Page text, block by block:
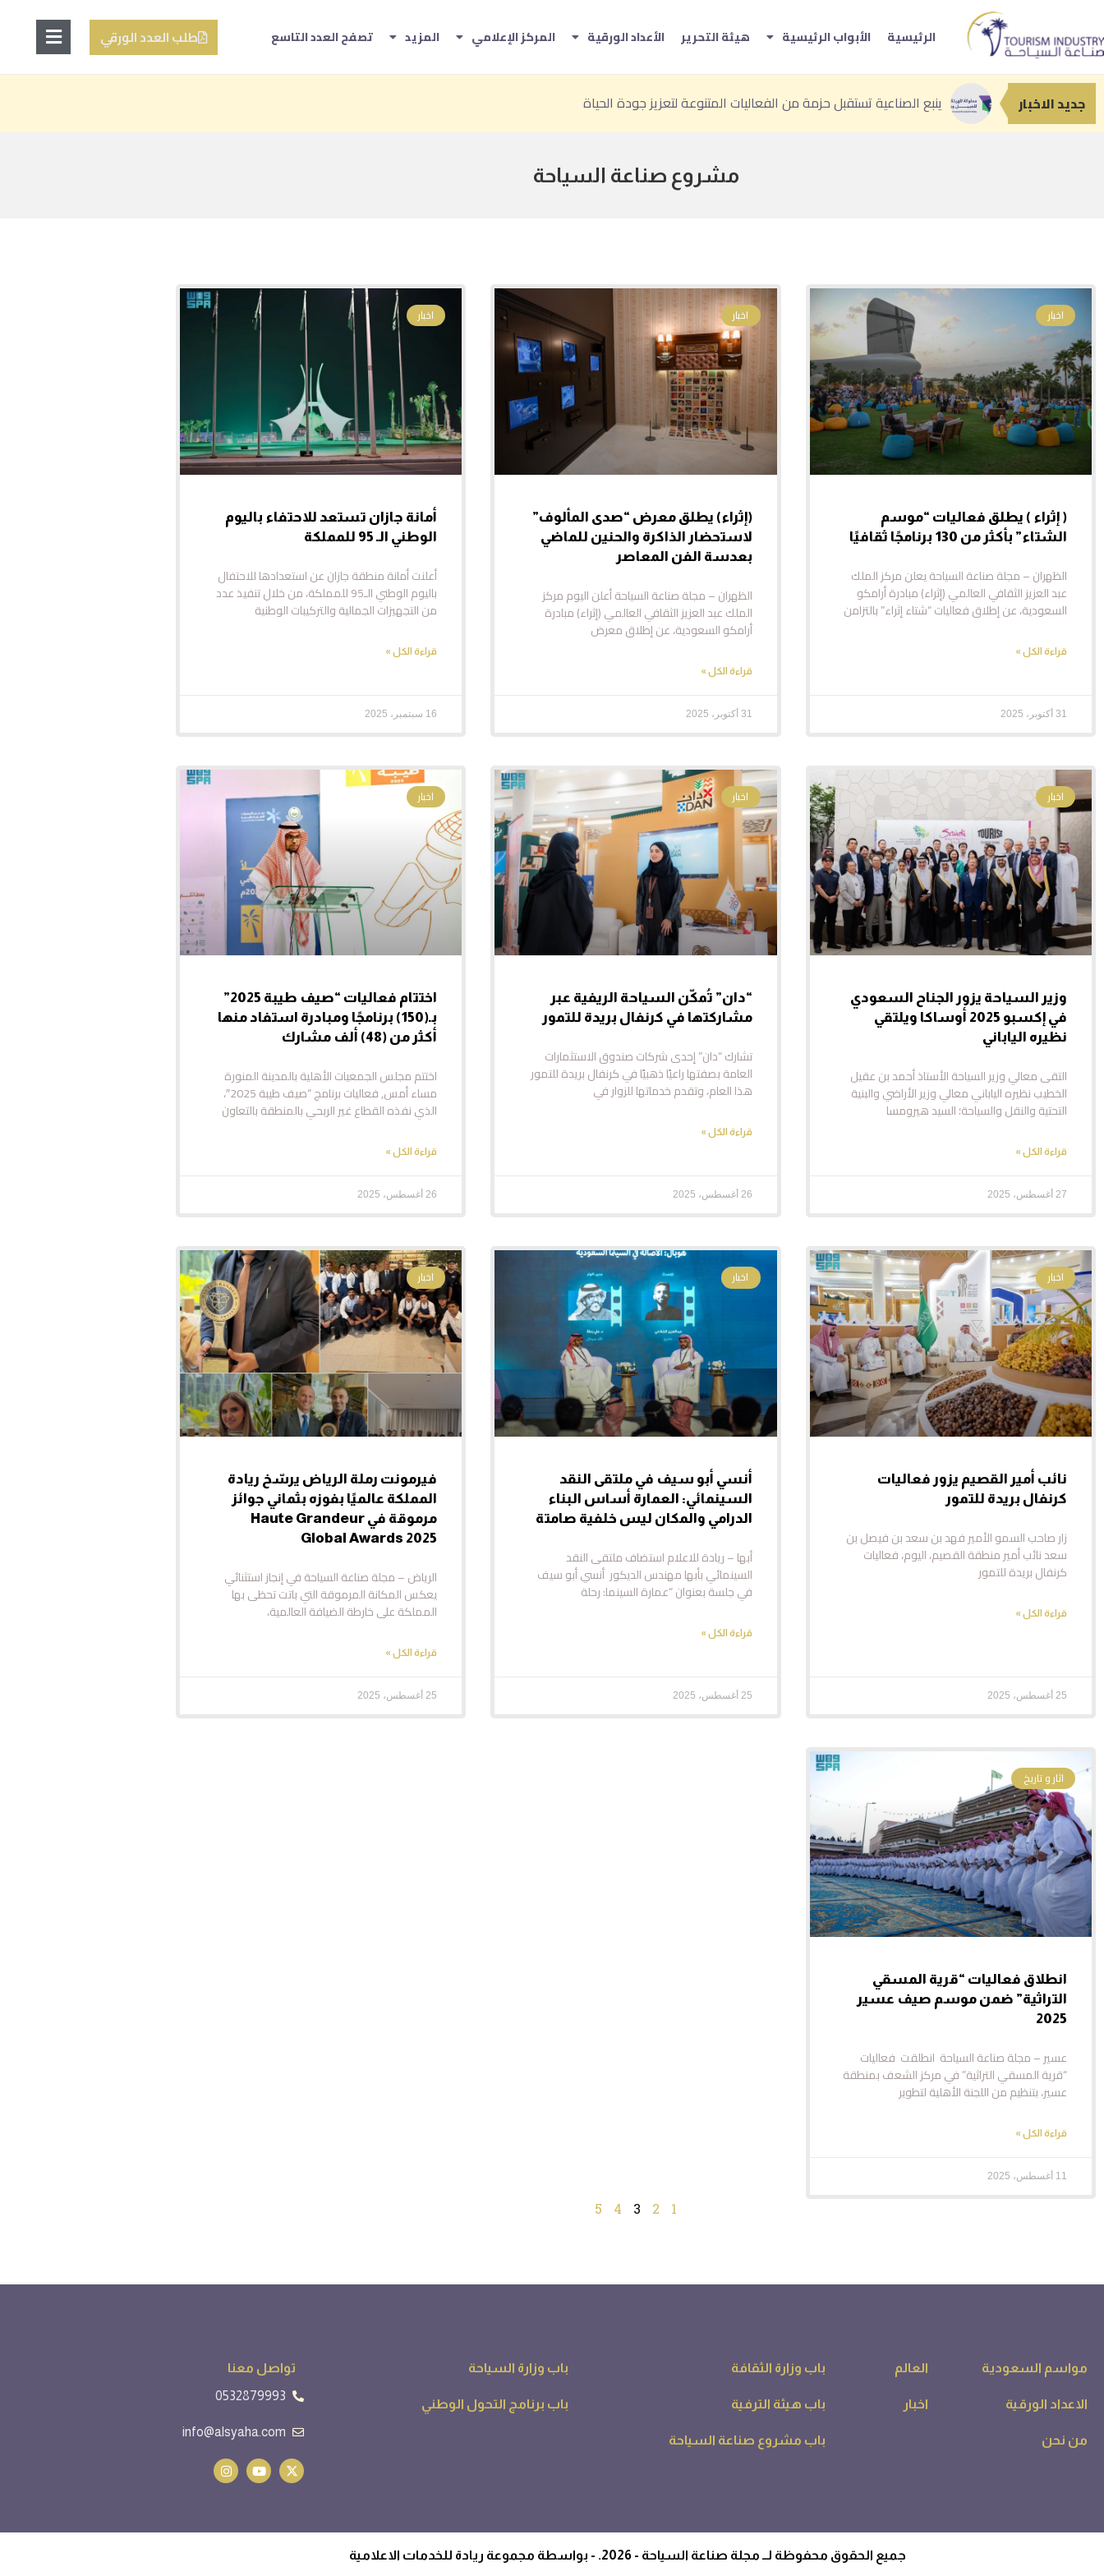
الرئيسية الأبواب الرئيسية هيئة التحرير الأعداد الورقية المركز الإعلامي المزيد تصفح العدد التاسع طلب العدد الورقي
جديد الاخبار «صيف صوير 2026»
أمير عسير: «منتجع الوادي» نموذج نوعي للاستثمار في المقومات الطبيعية والثقافية
«إثراء» يحتضن أعمال القائمة النهائية للدورة السابعة من «جائزة إثراء للفنون»
مشروع صناعة السياحة
اخبار
( إثراء ) يطلق فعاليات “موسم
الشتاء” بأكثر من 130 برنامجًا ثقافيًا
الظهران – مجلة صناعة السياحة يعلن مركز الملك
عبد العزيز الثقافي العالمي (إثراء) مبادرة أرامكو
السعودية، عن إطلاق فعاليات “شتاء إثراء” بالتزامن
قراءة الكل »
31 أكتوبر، 2025
اخبار
(إثراء) يطلق معرض “صدى المألوف”
لاستحضار الذاكرة والحنين للماضي
بعدسة الفن المعاصر
الظهران – مجلة صناعة السياحة أعلن اليوم مركز
الملك عبد العزيز الثقافي العالمي (إثراء) مبادرة
أرامكو السعودية، عن إطلاق معرض
قراءة الكل »
31 أكتوبر، 2025
اخبار
أمانة جازان تستعد للاحتفاء باليوم
الوطني الـ 95 للمملكة
أعلنت أمانة منطقة جازان عن استعدادها للاحتفال
باليوم الوطني الـ95 للمملكة، من خلال تنفيذ عدد
من التجهيزات الجمالية والتركيبات الوطنية
قراءة الكل »
16 سبتمبر، 2025
اخبار
وزير السياحة يزور الجناح السعودي
في إكسبو 2025 أوساكا ويلتقي
نظيره الياباني
التقى معالي وزير السياحة الأستاذ أحمد بن عقيل
الخطيب نظيره الياباني معالي وزير الأراضي والبنية
التحتية والنقل والسياحة؛ السيد هيرومسا
قراءة الكل »
27 أغسطس، 2025
اخبار
“دان” تُمكّن السياحة الريفية عبر
مشاركتها في كرنفال بريدة للتمور
تشارك “دان” إحدى شركات صندوق الاستثمارات
العامة بصفتها راعيًا ذهبيًا في كرنفال بريدة للتمور
هذا العام، وتقدم خدماتها للزوار في
قراءة الكل »
26 أغسطس، 2025
اخبار
اختتام فعاليات “صيف طيبة 2025”
بـ(150) برنامجًا ومبادرة استفاد منها
أكثر من (48) ألف مشارك
اختتم مجلس الجمعيات الأهلية بالمدينة المنورة
مساء أمس, فعاليات برنامج “صيف طيبة 2025″،
الذي نفذه القطاع غير الربحي بالمنطقة بالتعاون
قراءة الكل »
26 أغسطس، 2025
اخبار
نائب أمير القصيم يزور فعاليات
كرنفال بريدة للتمور
زار صاحب السمو الأمير فهد بن سعد بن فيصل بن
سعد نائب أمير منطقة القصيم، اليوم، فعاليات
كرنفال بريدة للتمور
قراءة الكل »
25 أغسطس، 2025
اخبار
أنسي أبو سيف في ملتقى النقد
السينمائي: العمارة أساس البناء
الدرامي والمكان ليس خلفية صامتة
أبها – ريادة للاعلام استضاف ملتقى النقد
السينمائي بأبها مهندس الديكور أنسي أبو سيف
في جلسة بعنوان “عمارة السينما: رحلة
قراءة الكل »
25 أغسطس، 2025
اخبار
فيرمونت رملة الرياض يرسّخ ريادة
المملكة عالميًا بفوزه بثماني جوائز
مرموقة في Haute Grandeur
Global Awards 2025
الرياض – مجلة صناعة السياحة في إنجاز استثنائي
يعكس المكانة المرموقة التي باتت تحظى بها
المملكة على خارطة الضيافة العالمية،
قراءة الكل »
25 أغسطس، 2025
اثار و تاريخ
انطلاق فعاليات “قرية المسقي
التراثية” ضمن موسم صيف عسير
2025
عسير – مجلة صناعة السياحة انطلقت فعاليات
“قرية المسقي التراثية” في مركز الشعف بمنطقة
عسير، بتنظيم من اللجنة الأهلية لتطوير
قراءة الكل »
11 أغسطس، 2025
1
2
3
4
5
مواسم السعودية
الاعداد الورقية
من نحن
العالم
اخبار
باب وزارة الثقافة
باب هيئة الترفية
باب مشروع صناعة السياحة
باب وزارة السياحة
باب برنامج التحول الوطني
تواصل معنا
0532879993
info@alsyaha.com
جميع الحقوق محفوظة لــ مجلة صناعة السياحة - 2026. - بواسطة مجموعة ريادة للخدمات الاعلامية